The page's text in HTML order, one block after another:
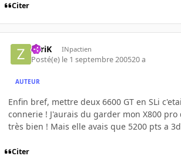
Citer
ZyriK INpactien
Posté(e) le 1 septembre 200520 a
AUTEUR
Enfin bref, mettre deux 6600 GT en SLi
connerie ! J'aurais du garder mon X800
très bien ! Mais elle avais que 5200 pts a
Citer